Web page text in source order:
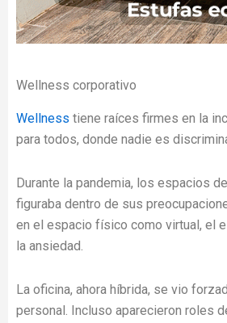
Wellness corporativo
Wellness tiene raíces firmes en la
para todos, donde nadie es
Durante la pandemia, los espacios
figuraba dentro de sus
en el espacio físico como virtual, el
la ansiedad.
La oficina, ahora híbrida, se vio
personal. Incluso aparecieron roles